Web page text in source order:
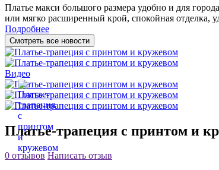
Платье макси большого размера удобно и для
или мягко расширенный крой, спокойная отделка,
Подробнее
Смотреть все новости
Видео
Платье-трапеция с принтом и
0 отзывов Написать отзыв